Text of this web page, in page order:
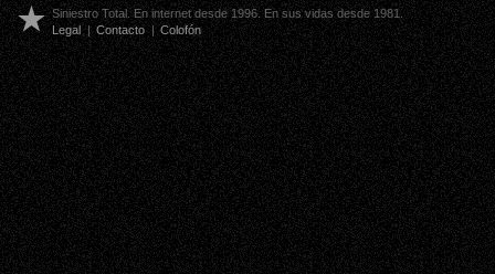
Siniestro Total. En internet desde 1996. En sus vidas desde 1981.
Legal
| Contacto | Colofón